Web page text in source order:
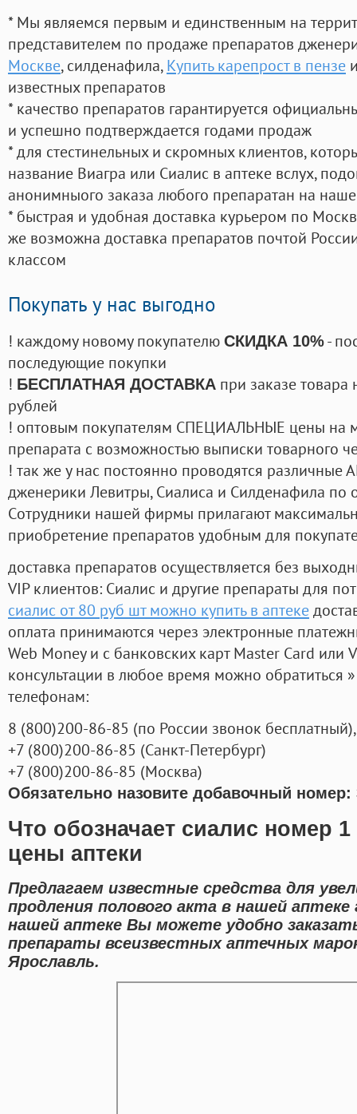
* Мы являемся первым и единственным на
представителем по продаже препаратов
Москве, силденафила, Купить карепрост в пензе
известных препаратов
* качество препаратов гарантируется
и успешно подтверждается годами продаж
* для стестинельных и скромных клиентов,
название Виагра или Сиалис в аптеке вслух,
анонимныого заказа любого препаратан на
* быстрая и удобная доставка курьером по
же возможна доставка препаратов почтой
классом
Покупать у нас выгодно
! каждому новому покупателю СКИДКА 10%-
последующие покупки
! БЕСПЛАТНАЯ ДОСТАВКА при заказе
рублей
! оптовым покупателям СПЕЦИАЛЬНЫЕ цены на
препарата с возможностью выписки товарного
! так же у нас постоянно проводятся
дженерики Левитры, Сиалиса и Силденафила по
Cотрудники нашей фирмы прилагают
приобретение препаратов удобным для
доставка препаратов осуществляется без
VIP клиентов: Сиалис и другие препараты для
сиалис от 80 руб шт можно купить в аптеке
оплата принимаются через электронные
Web Money и с банковских карт Master Card или
консультации в любое время можно обратиться
телефонам:
8 (800)200-86-85 (по России звонок бесплатный),
+7 (800)200-86-85 (Санкт-Петербург)
+7 (800)200-86-85 (Москва)
Обязательно назовите добавочный номер:
Что обозначает сиалис номер
цены аптеки
Предлагаем известные средства для
продления полового акта в нашей аптеке
нашей аптеке Вы можете удобно
препараты всеизвестных аптечных
Ярославль.